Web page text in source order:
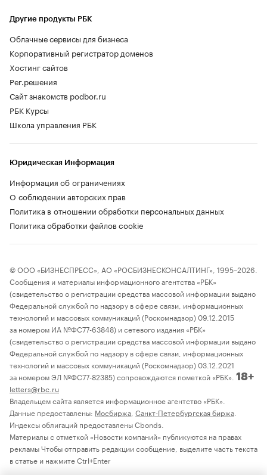
Другие продукты РБК
Облачные сервисы для бизнеса
Корпоративный регистратор доменов
Хостинг сайтов
Рег.решения
Сайт знакомств podbor.ru
РБК Курсы
Школа управления РБК
Юридическая Информация
Информация об ограничениях
О соблюдении авторских прав
Политика в отношении обработки персональных данных
Политика обработки файлов cookie
© ООО «БИЗНЕСПРЕСС», АО «РОСБИЗНЕСКОНСАЛТИНГ», 1995–2026.
Сообщения и материалы информационного агентства «РБК»
(свидетельство о регистрации средства массовой информации выдано
Федеральной службой по надзору в сфере связи, информационных
технологий и массовых коммуникаций (Роскомнадзор) 09.12.2015
за номером ИА №ФС77-63848) и сетевого издания «РБК»
(свидетельство о регистрации средства массовой информации выдано
Федеральной службой по надзору в сфере связи, информационных
технологий и массовых коммуникаций (Роскомнадзор) 03.12.2021
за номером ЭЛ №ФС77-82385) сопровождаются пометкой «РБК». 18+
letters@rbc.ru
Владельцем сайта является информационное агентство «РБК».
Данные предоставлены: Мосбиржа Санкт-Петербургская биржа
Индексы облигаций предоставлены Cbonds.
Материалы с отметкой «Новости компаний» публикуются на правах
рекламы Чтобы отправить редакции сообщение, выделите часть текста
в статье и нажмите Ctrl+Enter